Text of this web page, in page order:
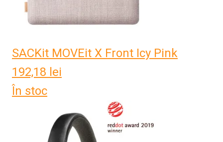
SACKit MOVEit X Front Icy Pink
192,18 lei
În stoc